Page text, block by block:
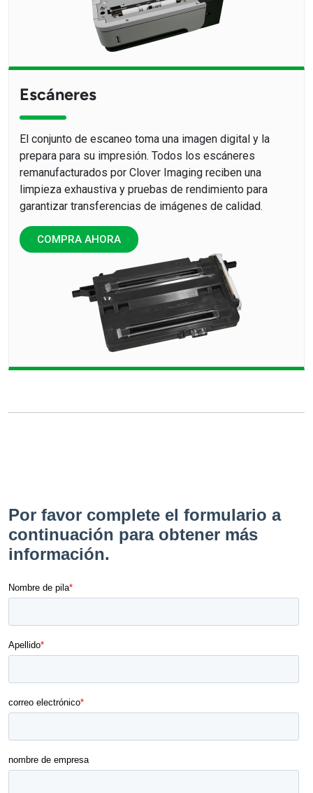
Escáneres
El conjunto de escaneo toma una imagen digital y la
prepara para su impresión. Todos los escáneres
remanufacturados por Clover Imaging reciben una
limpieza exhaustiva y pruebas de rendimiento para
garantizar transferencias de imágenes de calidad.
COMPRA AHORA